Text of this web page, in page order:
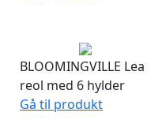
BLOOMINGVILLE Lea
reol med 6 hylder
Gå til produkt